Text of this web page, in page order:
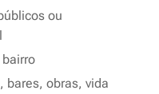
ou
bares, obras, vida